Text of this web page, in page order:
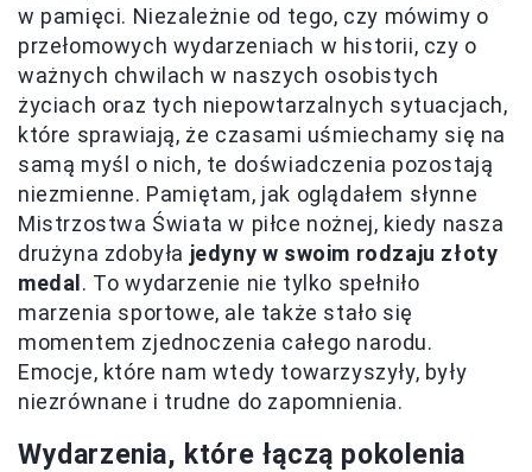
w pamięci. Niezależnie od tego, czy mówimy o
przełomowych wydarzeniach w historii, czy o
ważnych chwilach w naszych osobistych
życiach oraz tych niepowtarzalnych sytuacjach,
które sprawiają, że czasami uśmiechamy się na
samą myśl o nich, te doświadczenia pozostają
niezmienne. Pamiętam, jak oglądałem słynne
Mistrzostwa Świata w piłce nożnej, kiedy nasza
drużyna zdobyła jedyny w swoim rodzaju złoty
medal . To wydarzenie nie tylko spełniło
marzenia sportowe, ale także stało się
momentem zjednoczenia całego narodu.
Emocje, które nam wtedy towarzyszyły, były
niezrównane i trudne do zapomnienia.
Wydarzenia, które łączą pokolenia